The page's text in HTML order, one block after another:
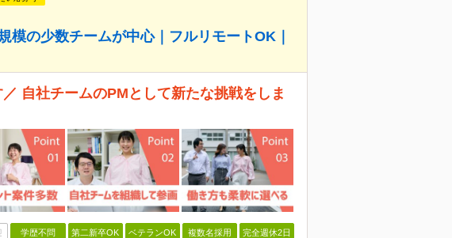
模の少数チームが中心｜フルリモートOK｜
自社チームのPMとして新たな挑戦をしま
学歴不問 第二新卒OK ベテランOK 複数名採用 完全週休2日